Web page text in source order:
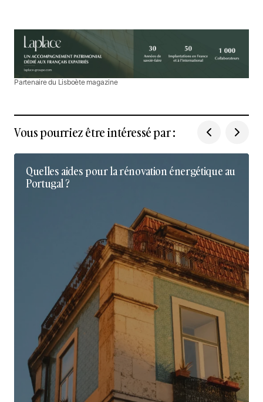
Partenaire du Lisboète magazine
Vous pourriez être intéressé par :
Quelles aides pour la rénovation énergétique au
Portugal ?